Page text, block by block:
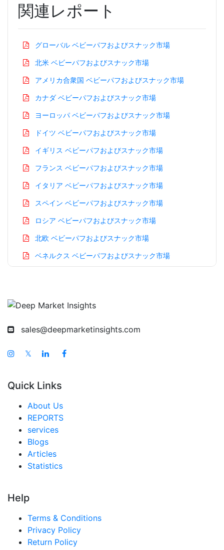
関連レポート
グローバル ベビーパフおよびスナック市場
北米 ベビーパフおよびスナック市場
アメリカ合衆国 ベビーパフおよびスナック市場
カナダ ベビーパフおよびスナック市場
ヨーロッパ ベビーパフおよびスナック市場
ドイツ ベビーパフおよびスナック市場
イギリス ベビーパフおよびスナック市場
フランス ベビーパフおよびスナック市場
イタリア ベビーパフおよびスナック市場
スペイン ベビーパフおよびスナック市場
ロシア ベビーパフおよびスナック市場
北欧 ベビーパフおよびスナック市場
ベネルクス ベビーパフおよびスナック市場
インド ベビーパフおよびスナック市場
日本 ベビーパフおよびスナック市場
東南アジア ベビーパフおよびスナック市場
中東・アフリカ ベビーパフおよびスナック市場
アラブ首長国連邦 ベビーパフおよびスナック市場
サウジアラビア ベビーパフおよびスナック市場
ナイジェリア ベビーパフおよびスナック市場
トルコ ベビーパフおよびスナック市場
sales@deepmarketinsights.com
𝕏
Quick Links
About Us
REPORTS
services
Blogs
Articles
Statistics
Help
Terms & Conditions
Privacy Policy
Return Policy